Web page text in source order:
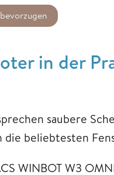
in der
saubere
die beliebtesten
WINBOT W3